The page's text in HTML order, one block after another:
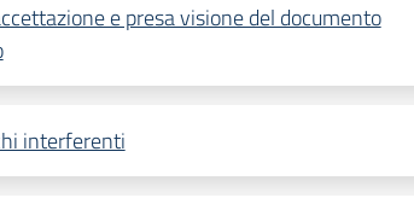
e presa visione del documento
interferenti